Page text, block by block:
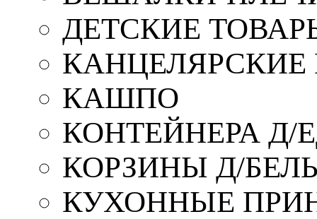
ДЕТСКИЕ
КАШПО
КОНТЕЙНЕРА Д/
КОРЗИНЫ Д/
КУХОННЫЕ